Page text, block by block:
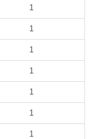
1
1
1
1
1
1
1